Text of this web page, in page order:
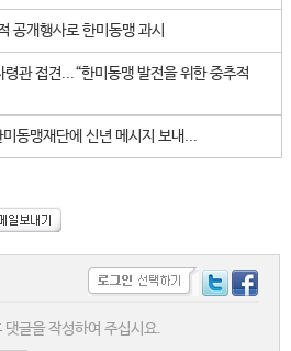
공개행사로 한미동맹 과시
관 접견...“한미동맹 발전을 위한 중추적
동맹재단에 신년 메시지 보내...
글을 작성하여 주십시요.